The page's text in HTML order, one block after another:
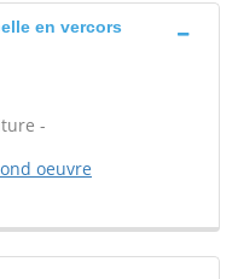
en vercors
-
oeuvre